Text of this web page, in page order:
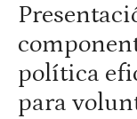
política
para